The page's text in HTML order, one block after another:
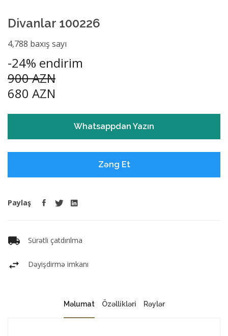
Divanlar 100226
4,788 baxış sayı
-24% endirim
900 AZN
680 AZN
Whatsappdan Yazın
Zəng Et
Paylaş
Sürətli çatdırılma
Dəyişdirmə imkanı
Məlumat Özəllikləri Rəylər